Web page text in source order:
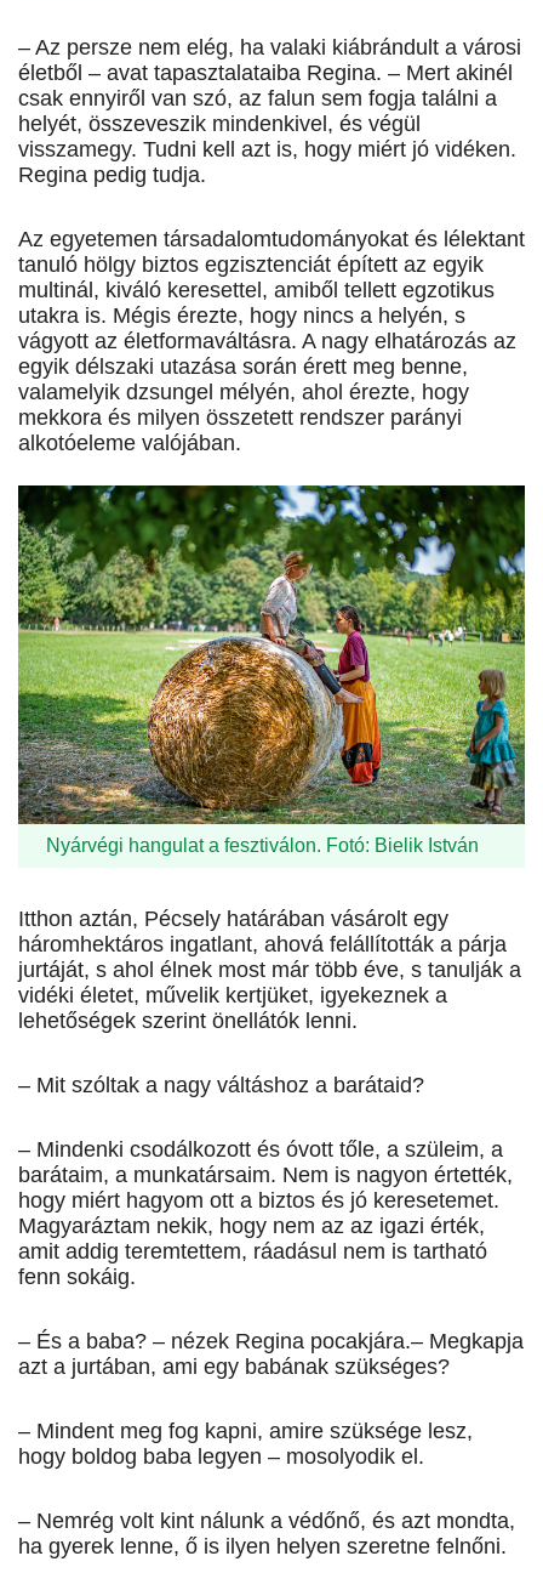
– Az persze nem elég, ha valaki kiábrándult a városi
életből – avat tapasztalataiba Regina. – Mert akinél
csak ennyiről van szó, az falun sem fogja találni a
helyét, összeveszik mindenkivel, és végül
visszamegy. Tudni kell azt is, hogy miért jó vidéken.
Regina pedig tudja.
Az egyetemen társadalomtudományokat és lélektant
tanuló hölgy biztos egzisztenciát épített az egyik
multinál, kiváló keresettel, amiből tellett egzotikus
utakra is. Mégis érezte, hogy nincs a helyén, s
vágyott az életformaváltásra. A nagy elhatározás az
egyik délszaki utazása során érett meg benne,
valamelyik dzsungel mélyén, ahol érezte, hogy
mekkora és milyen összetett rendszer parányi
alkotóeleme valójában.
Nyárvégi hangulat a fesztiválon. Fotó: Bielik István
Itthon aztán, Pécsely határában vásárolt egy
háromhektáros ingatlant, ahová felállították a párja
jurtáját, s ahol élnek most már több éve, s tanulják a
vidéki életet, művelik kertjüket, igyekeznek a
lehetőségek szerint önellátók lenni.
– Mit szóltak a nagy váltáshoz a barátaid?
– Mindenki csodálkozott és óvott tőle, a szüleim, a
barátaim, a munkatársaim. Nem is nagyon értették,
hogy miért hagyom ott a biztos és jó keresetemet.
Magyaráztam nekik, hogy nem az az igazi érték,
amit addig teremtettem, ráadásul nem is tartható
fenn sokáig.
– És a baba? – nézek Regina pocakjára.– Megkapja
azt a jurtában, ami egy babának szükséges?
– Mindent meg fog kapni, amire szüksége lesz,
hogy boldog baba legyen – mosolyodik el.
– Nemrég volt kint nálunk a védőnő, és azt mondta,
ha gyerek lenne, ő is ilyen helyen szeretne felnőni.